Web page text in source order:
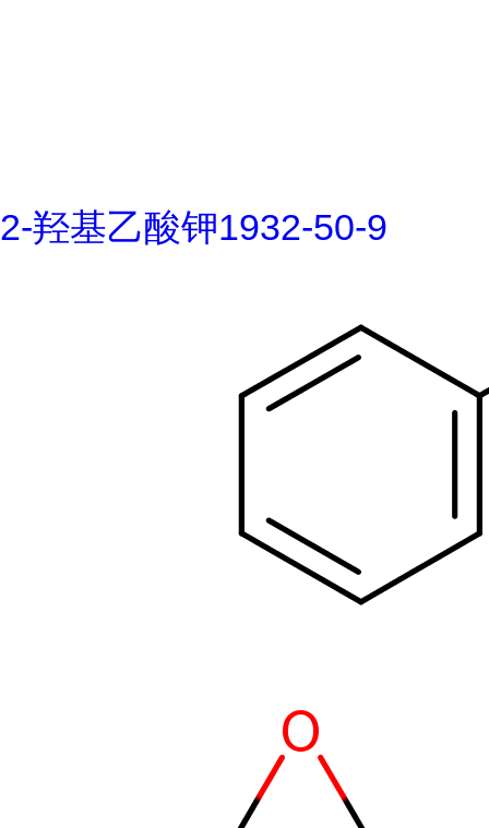
2-羟基乙酸钾1932-50-9